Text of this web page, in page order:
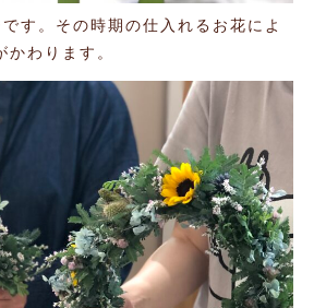
す。その時期の仕入れるお花によ
わります。